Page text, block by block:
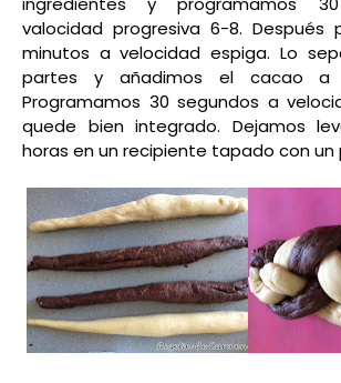
valocidad progresiva 6-8. Después
minutos a velocidad espiga. Lo
partes y añadimos el cacao a
Programamos 30 segundos a
quede bien integrado. Dejamos
horas en un recipiente tapado con un